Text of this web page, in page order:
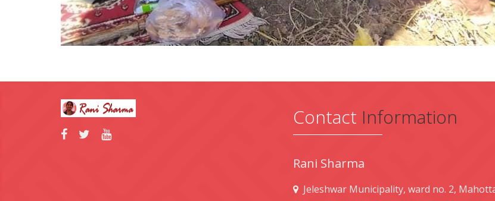
Contact Information
Rani Sharma
Jeleshwar Municipality, ward no. 2,